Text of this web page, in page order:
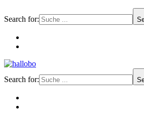
Search for:
Search for: